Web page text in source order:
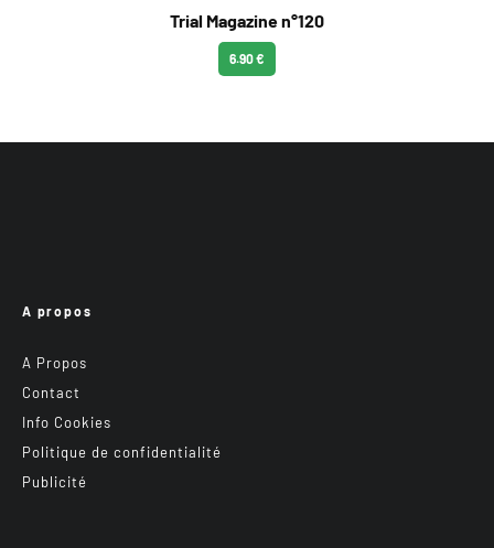
Trial Magazine n°120
6.90 €
A propos
A Propos
Contact
Info Cookies
Politique de confidentialité
Publicité